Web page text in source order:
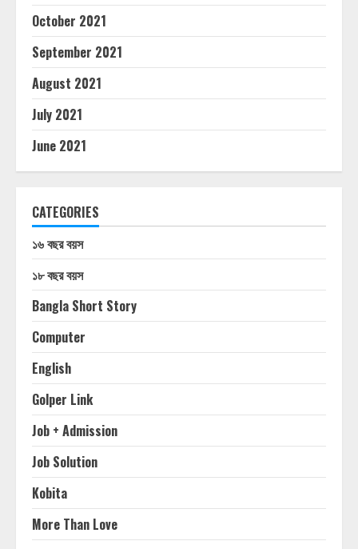
October 2021
September 2021
August 2021
July 2021
June 2021
CATEGORIES
১৬ বছর বয়স
১৮ বছর বয়স
Bangla Short Story
Computer
English
Golper Link
Job + Admission
Job Solution
Kobita
More Than Love